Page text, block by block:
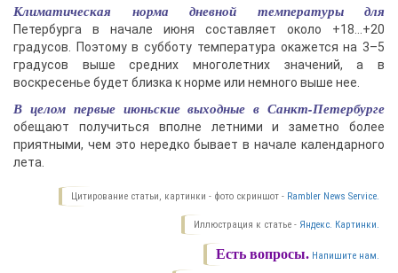
Климатическая норма дневной температуры для
Петербурга в начале июня составляет около +18…+20
градусов. Поэтому в субботу температура окажется на 3–5
градусов выше средних многолетних значений, а в
воскресенье будет близка к норме или немного выше нее.
В целом первые июньские выходные в Санкт-Петербурге
обещают получиться вполне летними и заметно более
приятными, чем это нередко бывает в начале календарного
лета.
Цитирование статьи, картинки - фото скриншот - Rambler News Service.
Иллюстрация к статье - Яндекс. Картинки.
Есть вопросы. Напишите нам.